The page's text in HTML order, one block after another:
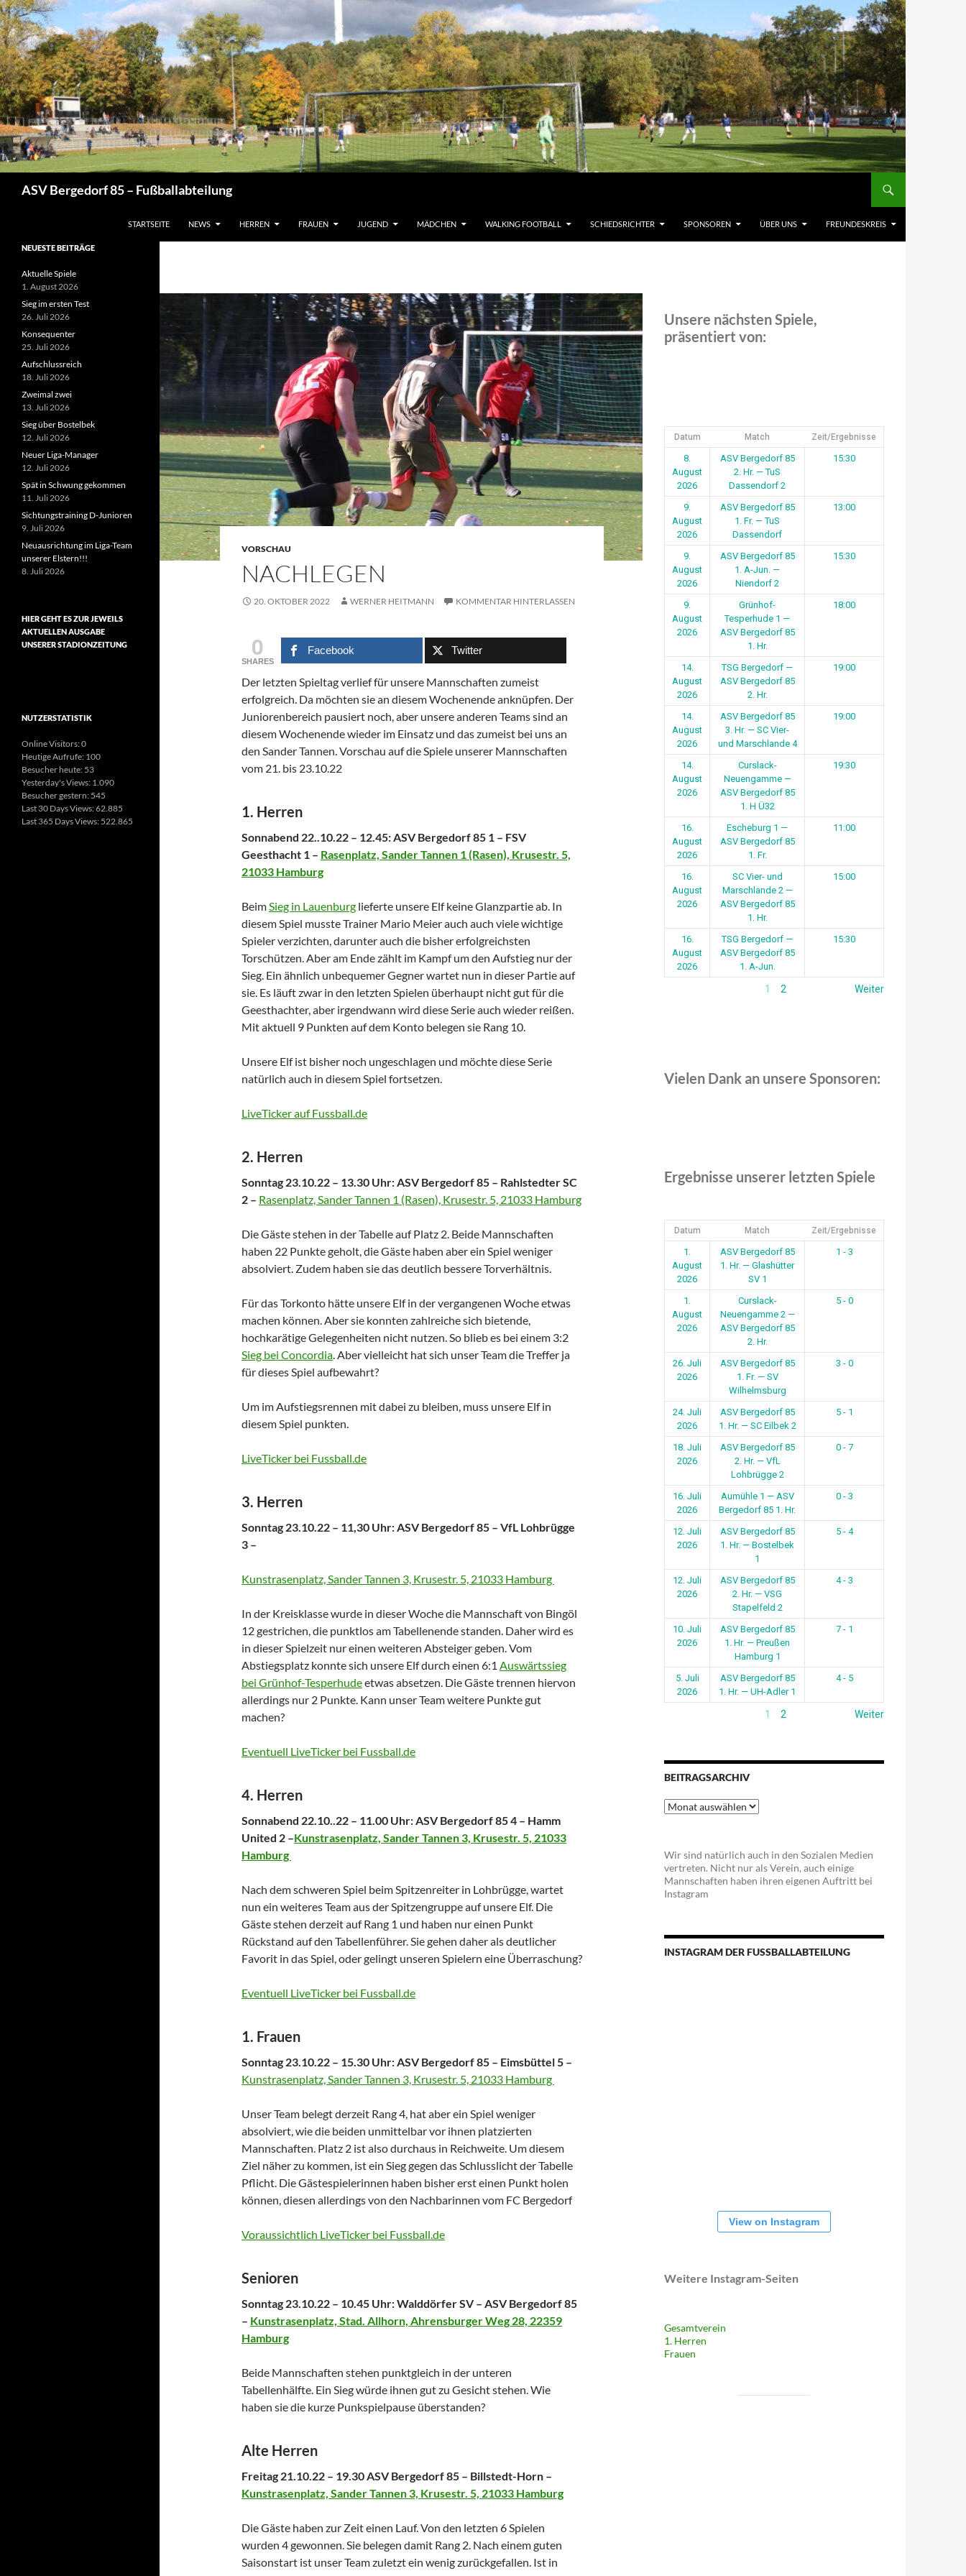
Zum
Inhalt
springen
ASV Bergedorf 85 – Fußballabteilung
STARTSEITE NEWS HERREN FRAUEN JUGEND MÄDCHEN WALKING FOOTBALL SCHIEDSRICHTER SPONSOREN ÜBER UNS FREUNDESKREIS
VORSCHAU
NACHLEGEN
20. OKTOBER 2022 WERNER HEITMANN KOMMENTAR HINTERLASSEN
0
SHARES
Facebook Twitter
Der letzten Spieltag verlief für unsere Mannschaften zumeist
erfolgreich. Da möchten sie an diesem Wochenende anknüpfen. Der
Juniorenbereich pausiert noch, aber unsere anderen Teams sind an
diesem Wochenende wieder im Einsatz und das zumeist bei uns an
den Sander Tannen. Vorschau auf die Spiele unserer Mannschaften
vom 21. bis 23.10.22
1. Herren
Sonnabend 22..10.22 – 12.45: ASV Bergedorf 85 1 – FSV
Geesthacht 1 – Rasenplatz, Sander Tannen 1 (Rasen), Krusestr. 5,
21033 Hamburg
BeimSieg in Lauenburg lieferte unsere Elf keine Glanzpartie ab. In
diesem Spiel musste Trainer Mario Meier auch auch viele wichtige
Spieler verzichten, darunter auch die bisher erfolgreichsten
Torschützen. Aber am Ende zählt im Kampf um den Aufstieg nur der
Sieg. Ein ähnlich unbequemer Gegner wartet nun in dieser Partie auf
sie. Es läuft zwar in den letzten Spielen überhaupt nicht gut für die
Geesthachter, aber irgendwann wird diese Serie auch wieder reißen.
Mit aktuell 9 Punkten auf dem Konto belegen sie Rang 10.
Unsere Elf ist bisher noch ungeschlagen und möchte diese Serie
natürlich auch in diesem Spiel fortsetzen.
LiveTicker auf Fussball.de
2. Herren
Sonntag 23.10.22 – 13.30 Uhr: ASV Bergedorf 85 – Rahlstedter SC
2 – Rasenplatz, Sander Tannen 1 (Rasen), Krusestr. 5, 21033 Hamburg
Die Gäste stehen in der Tabelle auf Platz 2. Beide Mannschaften
haben 22 Punkte geholt, die Gäste haben aber ein Spiel weniger
absolviert. Zudem haben sie das deutlich bessere Torverhältnis.
Für das Torkonto hätte unsere Elf in der vergangenen Woche etwas
machen können. Aber sie konnten zahlreiche sich bietende,
hochkarätige Gelegenheiten nicht nutzen. So blieb es bei einem 3:2
Sieg bei Concordia. Aber vielleicht hat sich unser Team die Treffer ja
für dieses Spiel aufbewahrt?
Um im Aufstiegsrennen mit dabei zu bleiben, muss unsere Elf in
diesem Spiel punkten.
LiveTicker bei Fussball.de
3. Herren
Sonntag 23.10.22 – 11,30 Uhr: ASV Bergedorf 85 – VfL Lohbrügge
3 –
Kunstrasenplatz, Sander Tannen 3, Krusestr. 5, 21033 Hamburg
In der Kreisklasse wurde in dieser Woche die Mannschaft von Bingöl
12 gestrichen, die punktlos am Tabellenende standen. Daher wird es
in dieser Spielzeit nur einen weiteren Absteiger geben. Vom
Abstiegsplatz konnte sich unsere Elf durch einen 6:1 Auswärtssieg
bei Grünhof-Tesperhudeetwas absetzen. Die Gäste trennen hiervon
allerdings nur 2 Punkte. Kann unser Team weitere Punkte gut
machen?
Eventuell LiveTicker bei Fussball.de
4. Herren
Sonnabend 22.10..22 – 11.00 Uhr: ASV Bergedorf 85 4 – Hamm
United 2 –Kunstrasenplatz, Sander Tannen 3, Krusestr. 5, 21033
Hamburg
Nach dem schweren Spiel beim Spitzenreiter in Lohbrügge, wartet
nun ein weiteres Team aus der Spitzengruppe auf unsere Elf. Die
Gäste stehen derzeit auf Rang 1 und haben nur einen Punkt
Rückstand auf den Tabellenführer. Sie gehen daher als deutlicher
Favorit in das Spiel, oder gelingt unseren Spielern eine Überraschung?
Eventuell LiveTicker bei Fussball.de
1. Frauen
Sonntag 23.10.22 – 15.30 Uhr: ASV Bergedorf 85 – Eimsbüttel 5 –
Kunstrasenplatz, Sander Tannen 3, Krusestr. 5, 21033 Hamburg
Unser Team belegt derzeit Rang 4, hat aber ein Spiel weniger
absolviert, wie die beiden unmittelbar vor ihnen platzierten
Mannschaften. Platz 2 ist also durchaus in Reichweite. Um diesem
Ziel näher zu kommen, ist ein Sieg gegen das Schlusslicht der Tabelle
Pflicht. Die Gästespielerinnen haben bisher erst einen Punkt holen
können, diesen allerdings von den Nachbarinnen vom FC Bergedorf
Voraussichtlich LiveTicker bei Fussball.de
Senioren
Sonntag 23.10.22 – 10.45 Uhr: Walddörfer SV – ASV Bergedorf 85
– Kunstrasenplatz, Stad. Allhorn, Ahrensburger Weg 28, 22359
Hamburg
Beide Mannschaften stehen punktgleich in der unteren
Tabellenhälfte. Ein Sieg würde ihnen gut zu Gesicht stehen. Wie
haben sie die kurze Punkspielpause überstanden?
Alte Herren
Freitag 21.10.22 – 19.30 ASV Bergedorf 85 – Billstedt-Horn –
Kunstrasenplatz, Sander Tannen 3, Krusestr. 5, 21033 Hamburg
Die Gäste haben zur Zeit einen Lauf. Von den letzten 6 Spielen
wurden 4 gewonnen. Sie belegen damit Rang 2. Nach einem guten
Saisonstart ist unser Team zuletzt ein wenig zurückgefallen. Ist in
Unsere nächsten Spiele,
präsentiert von:
Datum Match Zeit/Ergebnisse
8.
August
2026
ASV Bergedorf 85
2. Hr. — TuS
Dassendorf 2
15:30
9.
August
2026
ASV Bergedorf 85
1. Fr. — TuS
Dassendorf
13:00
9.
August
2026
ASV Bergedorf 85
1. A-Jun. —
Niendorf 2
15:30
9.
August
2026
Grünhof-
Tesperhude 1 —
ASV Bergedorf 85
1. Hr.
18:00
14.
August
2026
TSG Bergedorf —
ASV Bergedorf 85
2. Hr.
19:00
14.
August
2026
ASV Bergedorf 85
3. Hr. — SC Vier-
und Marschlande 4
19:00
14.
August
2026
Curslack-
Neuengamme —
ASV Bergedorf 85
1. H Ü32
19:30
16.
August
2026
Escheburg 1 —
ASV Bergedorf 85
1. Fr.
11:00
16.
August
2026
SC Vier- und
Marschlande 2 —
ASV Bergedorf 85
1. Hr.
15:00
16.
August
2026
TSG Bergedorf —
ASV Bergedorf 85
1. A-Jun.
15:30
1 2 Weiter
Vielen Dank an unsere Sponsoren:
Ergebnisse unserer letzten Spiele
Datum Match Zeit/Ergebnisse
1.
August
2026
ASV Bergedorf 85
1. Hr. — Glashütter
SV 1
1 - 3
1.
August
2026
Curslack-
Neuengamme 2 —
ASV Bergedorf 85
2. Hr.
5 - 0
26. Juli
2026
ASV Bergedorf 85
1. Fr. — SV
Wilhelmsburg
3 - 0
24. Juli
2026
ASV Bergedorf 85
1. Hr. — SC Eilbek 2
5 - 1
18. Juli
2026
ASV Bergedorf 85
2. Hr. — VfL
Lohbrügge 2
0 - 7
16. Juli
2026
Aumühle 1 — ASV
Bergedorf 85 1. Hr.
0 - 3
12. Juli
2026
ASV Bergedorf 85
1. Hr. — Bostelbek
1
5 - 4
12. Juli
2026
ASV Bergedorf 85
2. Hr. — VSG
Stapelfeld 2
4 - 3
10. Juli
2026
ASV Bergedorf 85
1. Hr. — Preußen
Hamburg 1
7 - 1
5. Juli
2026
ASV Bergedorf 85
1. Hr. — UH-Adler 1
4 - 5
1 2 Weiter
BEITRAGSARCHIV
Beitragsarchiv
Wir sind natürlich auch in den Sozialen Medien
vertreten. Nicht nur als Verein, auch einige
Mannschaften haben ihren eigenen Auftritt bei
Instagram
INSTAGRAM DER FUSSBALLABTEILUNG
View on Instagram
Weitere Instagram-Seiten
Gesamtverein
1. Herren
Frauen
NEUESTE BEITRÄGE
Aktuelle Spiele
1. August 2026
Sieg im ersten Test
26. Juli 2026
Konsequenter
25. Juli 2026
Aufschlussreich
18. Juli 2026
Zweimal zwei
13. Juli 2026
Sieg über Bostelbek
12. Juli 2026
Neuer Liga-Manager
12. Juli 2026
Spät in Schwung gekommen
11. Juli 2026
Sichtungstraining D-Junioren
9. Juli 2026
Neuausrichtung im Liga-Team
unserer Elstern!!!
8. Juli 2026
HIER GEHT ES ZUR JEWEILS
AKTUELLEN AUSGABE
UNSERER STADIONZEITUNG
NUTZERSTATISTIK
Online Visitors:0
Heutige Aufrufe: 100
Besucher heute: 53
Yesterday's Views: 1.090
Besucher gestern: 545
Last 30 Days Views:62.885
Last 365 Days Views: 522.865